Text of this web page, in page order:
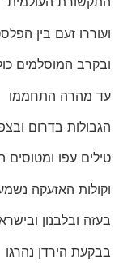
ועוררו זעם בין
ובקרב המוסלמים
עד מהרה התחממו
הגבולות בדרום
טילים עפו ומטוסים
וקולות האזעקה
בעזה ובלבנון
בבקעת הירדן נהרגו